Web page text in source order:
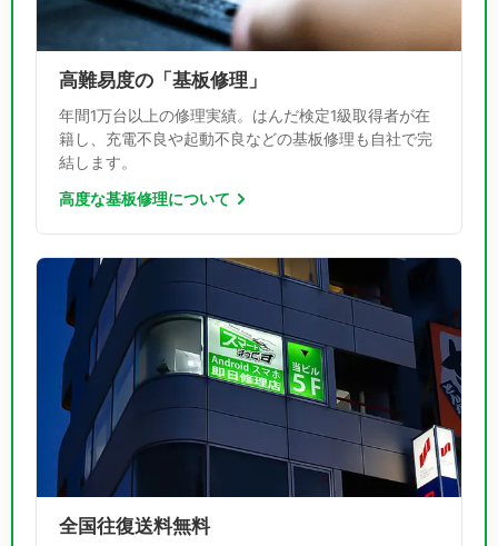
高難易度の「基板修理」
年間1万台以上の修理実績。はんだ検定1級取得者が在
籍し、充電不良や起動不良などの基板修理も自社で完
結します。
高度な基板修理について
全国往復送料無料